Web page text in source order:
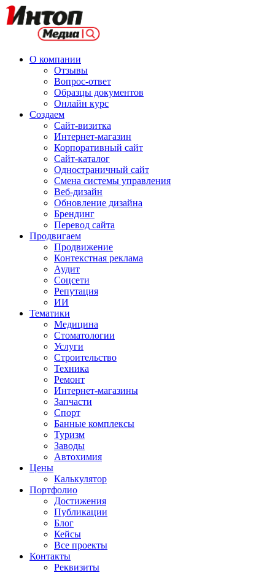
О компании
Отзывы
Вопрос-ответ
Образцы документов
Онлайн курс
Создаем
Сайт-визитка
Интернет-магазин
Корпоративный сайт
Сайт-каталог
Одностраничный сайт
Смена системы управления
Веб-дизайн
Обновление дизайна
Брендинг
Перевод сайта
Продвигаем
Продвижение
Контекстная реклама
Аудит
Соцсети
Репутация
ИИ
Тематики
Медицина
Стоматологии
Услуги
Строительство
Техника
Ремонт
Интернет-магазины
Запчасти
Спорт
Банные комплексы
Туризм
Заводы
Автохимия
Цены
Калькулятор
Портфолио
Достижения
Публикации
Блог
Кейсы
Все проекты
Контакты
Реквизиты